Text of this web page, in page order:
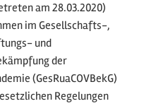
am 28.03.2020)
im Gesellschafts-,
und
der
(GesRuaCOVBekG)
Regelungen